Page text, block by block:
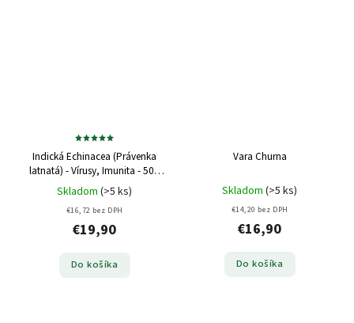
Indická Echinacea (Právenka
latnatá) - Vírusy, Imunita - 500
mg, 60 kapsúl
Skladom (>5 ks)
€16,72 bez DPH
€19,90
Do košíka
Vara Churna
Skladom (>5 ks)
€14,20 bez DPH
€16,90
Do košíka